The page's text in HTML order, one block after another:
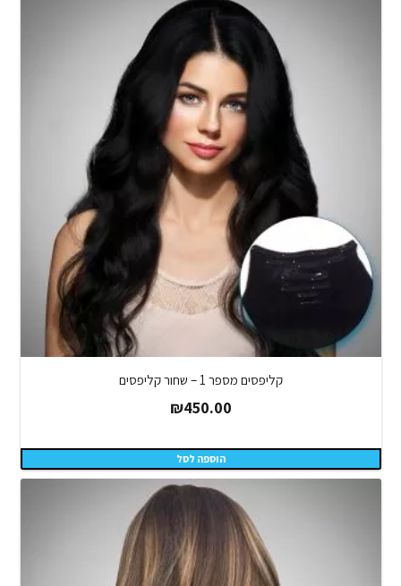
קליפסים מספר 1 – שחור קליפסים
₪450.00
הוספה לסל